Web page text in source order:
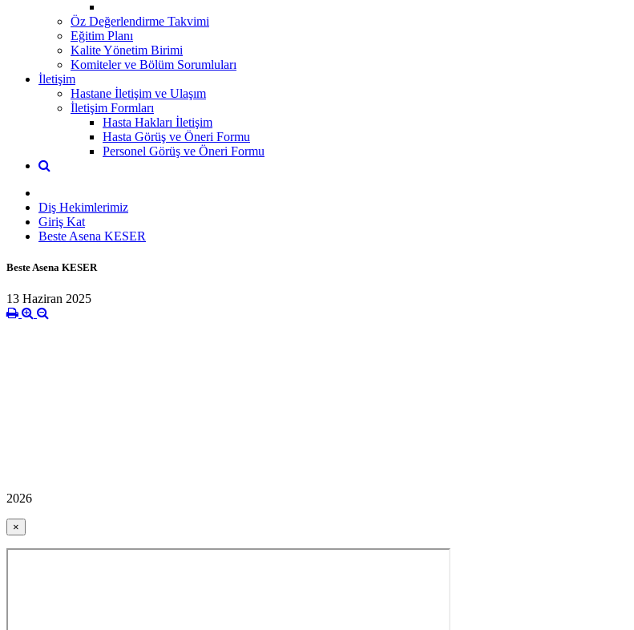
Öz Değerlendirme Takvimi
Eğitim Planı
Kalite Yönetim Birimi
Komiteler ve Bölüm Sorumluları
İletişim
Hastane İletişim ve Ulaşım
İletişim Formları
Hasta Hakları İletişim
Hasta Görüş ve Öneri Formu
Personel Görüş ve Öneri Formu
Diş Hekimlerimiz
Giriş Kat
Beste Asena KESER
Beste Asena KESER
13 Haziran 2025
2026
×